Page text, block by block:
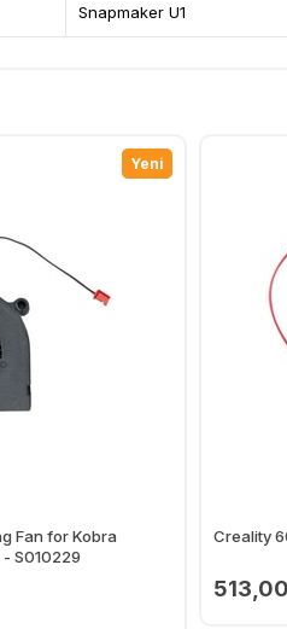
Snapmaker U1
Yeni
Fan for Kobra
S010229
Creality